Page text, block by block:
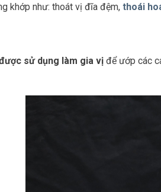
khớp như: thoát vị đĩa đệm, thoái
sử dụng làm gia vị để ướp các